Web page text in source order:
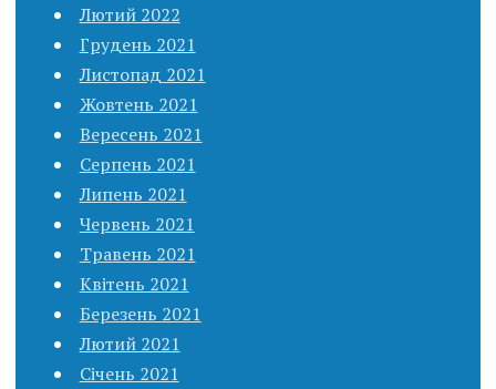
Лютий 2022
Грудень 2021
Листопад 2021
Жовтень 2021
Вересень 2021
Серпень 2021
Липень 2021
Червень 2021
Травень 2021
Квітень 2021
Березень 2021
Лютий 2021
Січень 2021